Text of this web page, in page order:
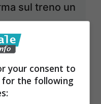
sul treno un
your consent to
for the following